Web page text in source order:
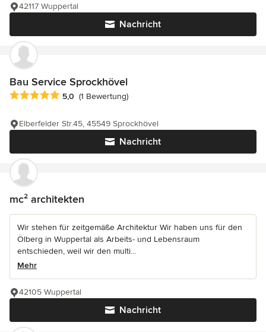
Nachricht
42117 Wuppertal
Bau Service Sprockhövel
Durchschnittliche Bewertung: 5 von 5 Sternen
5,0 (1 Bewertung)
Nachricht
Elberfelder Str.45, 45549 Sprockhövel
mc² architekten
Wir stehen für zeitgemäße Architektur Wir haben uns für den
Ölberg in Wuppertal als Arbeits- und Lebensraum
entschieden, weil wir den multi...
Mehr
Nachricht
42105 Wuppertal